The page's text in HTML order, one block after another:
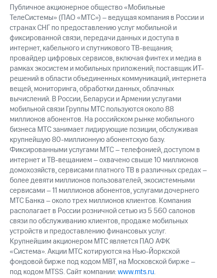
погашении
именных
облигаций
Другое
Регистратор
Реквизиты
Контакты
развитие
деловая этика
На главную
Публичное акционерное общество «Мобильные
ТелеСистемы» (ПАО «МТС») – ведущая компания в России и
странах СНГ по предоставлению услуг мобильной и
фиксированной связи, передачи данных и доступа в
интернет, кабельного и спутникового ТВ-вещания;
провайдер цифровых сервисов, включая финтех и медиа в
рамках экосистем и мобильных приложений; поставщик ИТ-
решений в области объединенных коммуникаций, интернета
вещей, мониторинга, обработки данных, облачных
вычислений. В России, Беларуси и Армении услугами
мобильной связи Группы МТС пользуются около 88
миллионов абонентов. На российском рынке мобильного
бизнеса МТС занимает лидирующие позиции, обслуживая
крупнейшую 80-миллионную абонентскую базу.
Фиксированными услугами МТС – телефонией, доступом в
интернет и ТВ-вещанием – охвачено свыше 10 миллионов
домохозяйств, сервисами платного ТВ в различных средах –
более девяти миллионов пользователей, экосистемными
сервисами – 11 миллионов абонентов, услугами дочернего
МТС Банка – около трех миллионов клиентов. Компания
располагает в России розничной сетью из 5 560 салонов
связи по обслуживанию клиентов, продаже мобильных
устройств и предоставлению финансовых услуг.
Крупнейшим акционером МТС является ПАО АФК
«Система». Акции МТС котируются на Нью-Йоркской
фондовой бирже под кодом MBT, на Московской бирже –
под кодом MTSS. Сайт компании:www.mts.ru.